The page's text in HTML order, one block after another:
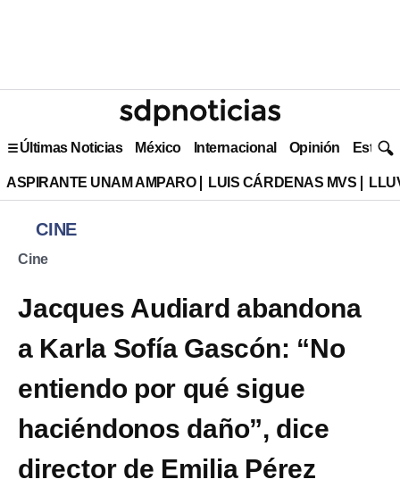
Últimas Noticias México Internacional Opinión Estilo
ASPIRANTE UNAM AMPARO LUIS CÁRDENAS MVS
CINE
Cine
Jacques Audiard abandona
a Karla Sofía Gascón: “No
entiendo por qué sigue
haciéndonos daño”, dice
director de Emilia Pérez